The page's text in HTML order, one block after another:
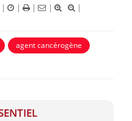
| | | |
|
agent cancérogène